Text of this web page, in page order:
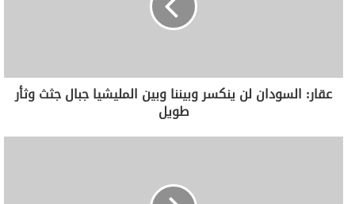
عقار: السودان لن ينكسر وبيننا وبين المليشيا جبال جثث وثأر
طويل